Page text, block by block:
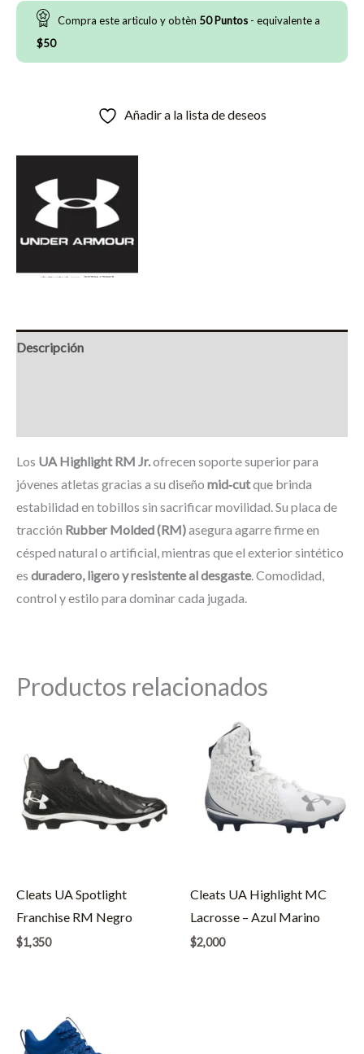
-
Blanco/Azul
cantidad
Compra este artìculo y obtèn 50Puntos - equivalente a
$50
Añadir a la lista de deseos
Descripción
Los UA Highlight RM Jr.ofrecen soporte superior para
jóvenes atletas gracias a su diseño mid‑cutque brinda
estabilidad en tobillos sin sacrificar movilidad. Su placa de
tracción Rubber Molded (RM)asegura agarre firme en
césped natural o artificial, mientras que el exterior sintético
es duradero, ligero y resistente al desgaste. Comodidad,
control y estilo para dominar cada jugada.
Productos relacionados
Cleats UA Spotlight
Franchise RM Negro
$1,350
Cleats UA Highlight MC
Lacrosse – Azul Marino
$2,000